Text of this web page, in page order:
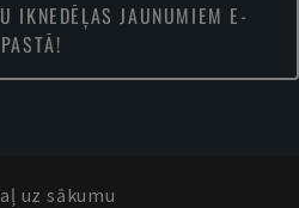
IKNEDĒĻAS JAUNUMIEM E-
PASTĀ!
uz sākumu